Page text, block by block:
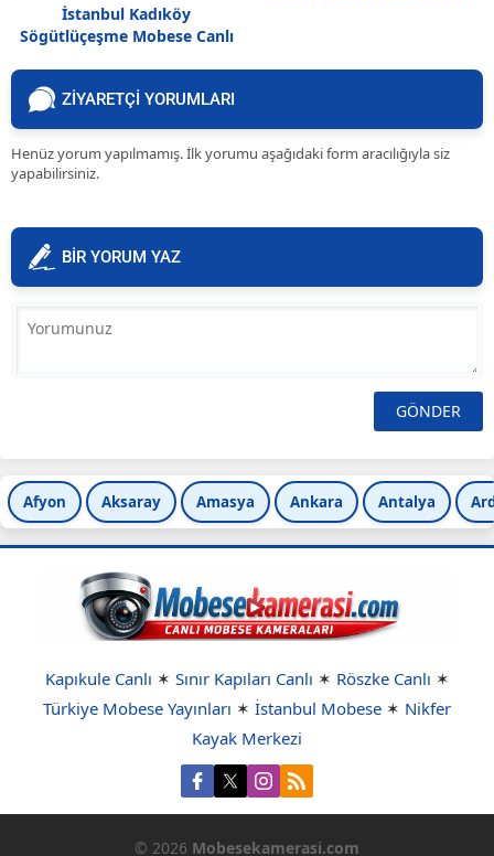
İstanbul Kadıköy
Sögütlüçeşme Mobese Canlı
ZİYARETÇİ YORUMLARI
Henüz yorum yapılmamış. İlk yorumu aşağıdaki form aracılığıyla siz
yapabilirsiniz.
BİR YORUM YAZ
Afyon Aksaray Amasya Ankara Antalya
Kapıkule Canlı ✶ Sınır Kapıları Canlı ✶ Röszke Canlı ✶
Türkiye Mobese Yayınları ✶ İstanbul Mobese ✶ Nikfer
Kayak Merkezi
© 2026 Mobesekamerasi.com